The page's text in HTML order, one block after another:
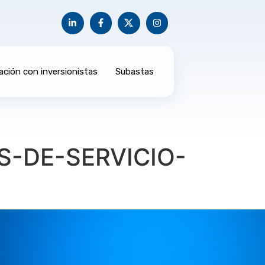
con inversionistas Subastas
DE-SERVICIO-